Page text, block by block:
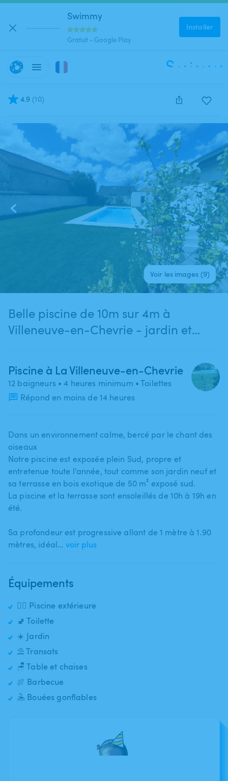
Swimmy
Gratuit - Google Play
Installer
4.9 (10)
Cette annonce est close et ne peut être réservée.
Voir les images (9)
Belle piscine de 10m sur 4m à
Villeneuve-en-Chevrie - jardin et
Piscine à La Villeneuve-en-Chevrie
12 baigneurs • 4 heures minimum • Toilettes
Répond en moins de 14 heures
Dans un environnement calme​,​ bercé par le chant des
oiseaux
Notre piscine est exposée plein Sud​,​ propre et
entretenue toute l'année​,​ tout comme son jardin neuf et
sa terrasse en bois exotique de 50 m² exposé sud.
La piscine et la terrasse sont ensoleillés de 10h à 19h en
été.
Sa profondeur est progressive allant de 1 mètre à 1.90
mètres​​,​​ idéal… voir plus
Équipements
🏊‍♂️ Piscine extérieure
🚽 Toilette
☀️ Jardin
⛱️ Transats
🪑 Table et chaises
🍖 Barbecue
🤽 Bouées gonflables